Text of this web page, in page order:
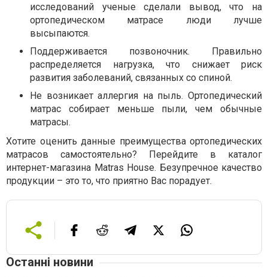
исследований ученые сделали вывод, что на
ортопедическом матрасе люди лучше
высыпаются.
Поддерживается позвоночник. Правильно
распределяется нагрузка, что снижает риск
развития заболеваний, связанных со спиной.
Не возникает аллергия на пыль. Ортопедический
матрас собирает меньше пыли, чем обычные
матрасы.
Хотите оценить данные преимущества ортопедических
матрасов самостоятельно? Перейдите в каталог
интернет-магазина Matras House. Безупречное качество
продукции – это то, что приятно Вас порадует.
Останні новини